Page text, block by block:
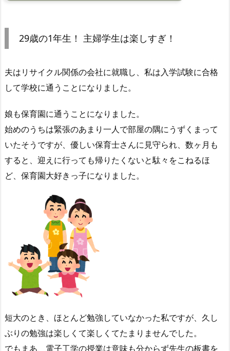
29歳の1年生！ 主婦学生は楽しすぎ！
夫はリサイクル関係の会社に就職し、私は入学試験に合格
して学校に通うことになりました。
娘も保育園に通うことになりました。
始めのうちは緊張のあまり一人で部屋の隅にうずくまって
いたそうですが、優しい保育士さんに見守られ、数ヶ月も
すると、迎えに行っても帰りたくないと駄々をこねるほ
ど、保育園大好きっ子になりました。
短大のとき、ほとんど勉強していなかった私ですが、久し
ぶりの勉強は楽しくて楽しくてたまりませんでした。
でもまあ、電子工学の授業は意味も分からず先生の板書を